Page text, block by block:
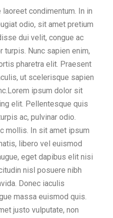
condimentum. In in
odio, sit amet pretium
dui velit, congue ac
turpis. Nunc sapien enim,
pharetra elit. Praesent
ut scelerisque sapien
ipsum dolor sit
elit. Pellentesque quis
ac, pulvinar odio.
mollis. In sit amet ipsum
libero vel euismod
eget dapibus elit nisi
nisl posuere nibh
Donec iaculis
massa euismod quis.
justo vulputate, non